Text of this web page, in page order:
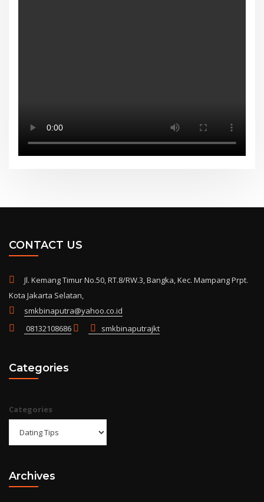
CONTACT US
Jl. Kemang Timur No.50, RT.8/RW.3, Bangka, Kec. Mampang Prpt.
Kota Jakarta Selatan,
smkbinaputra@yahoo.co.id
08132108686
smkbinaputrajkt
Categories
Categories
Archives